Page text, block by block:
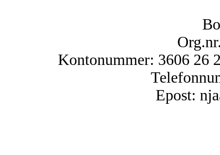
Kontonummer: 3606 26
Epost: